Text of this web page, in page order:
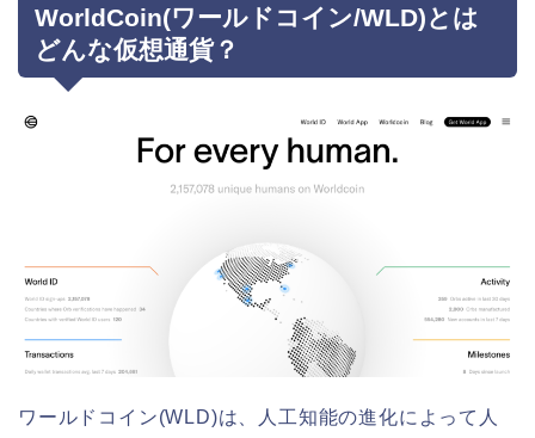
WorldCoin(ワールドコイン/WLD)とは
どんな仮想通貨？
ワールドコイン(WLD)は、人工知能の進化によって人